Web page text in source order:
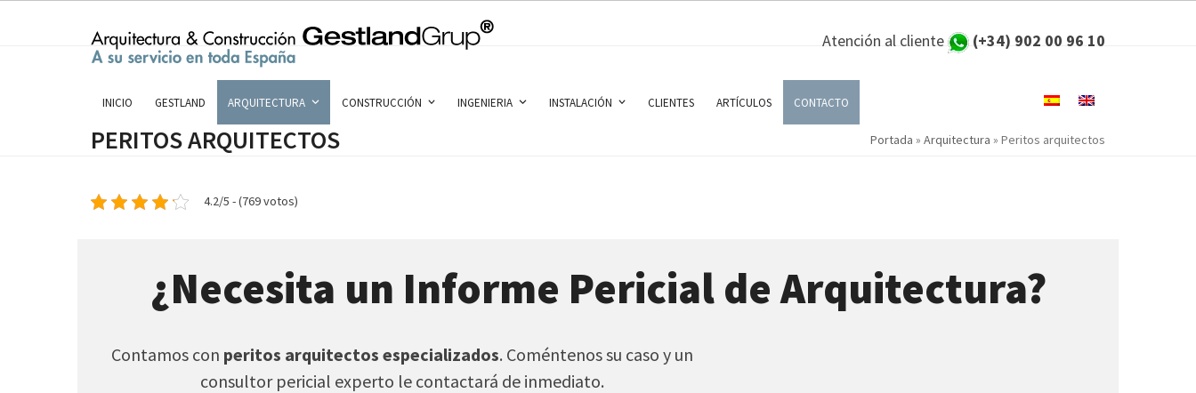
Atención al cliente (+34) 902 00 96 10
INICIO GESTLAND ARQUITECTURA CONSTRUCCIÓN INGENIERIA INSTALACIÓN CLIENTES ARTÍCULOS CONTACTO
PERITOS ARQUITECTOS Portada » Arquitectura » Peritos arquitectos
4.2/5 - (769 votos)
¿Necesita un Informe Pericial de Arquitectura?
Contamos con peritos arquitectos especializados. Coméntenos su caso y un
consultor pericial experto le contactará de inmediato.